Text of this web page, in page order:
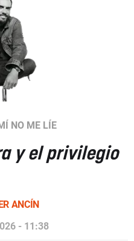
NO ME LÍE
y el privilegio
ANCÍN
- 11:38